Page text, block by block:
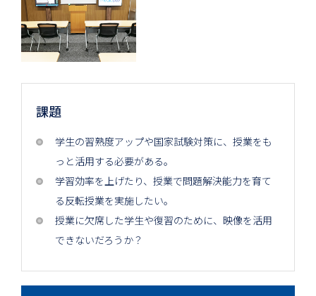
課題
学生の習熟度アップや国家試験対策に、授業をも
っと活用する必要がある。
学習効率を上げたり、授業で問題解決能力を育て
る反転授業を実施したい。
授業に欠席した学生や復習のために、映像を活用
できないだろうか？